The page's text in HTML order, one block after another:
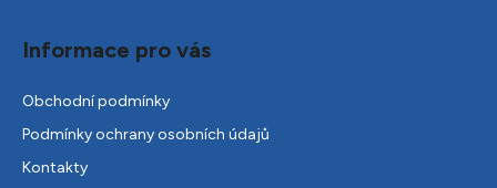
Informace pro vás
Obchodní podmínky
Podmínky ochrany osobních údajů
Kontakty